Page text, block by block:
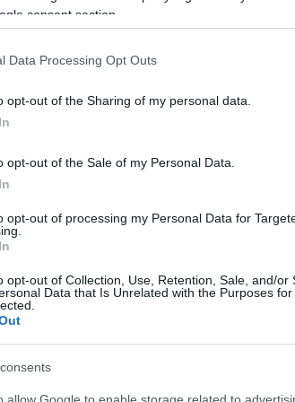
consent section.
Data Processing Opt Outs
opt-out of the Sharing of my personal data.
opt-out of the Sale of my Personal Data.
opt-out of processing my Personal Data for
opt-out of Collection, Use, Retention, Sale, and/or
Data that Is Unrelated with the Purposes
allow Google to enable storage related to
Προσκόπων:
να γίνουν κέντρα αιμοδοσίας
ημέρες - στο κοινό αναφορικά με τους
αιμοδοσίες
«Βοήθεια στο Σπίτι»
τους αγαθά από σούπερ μάρκετ
που έχουν οργανωθεί από διαφόρους
με
για πρόληψη και
ειδικό επιτραπέζιο παιχνίδι
ευαισθητοποιεί και τροφοδοτεί
αυτήν. Γι’ αυτό και οι Πρόσκοποι, ως
τους, να σκέπτονται την παράμετρο